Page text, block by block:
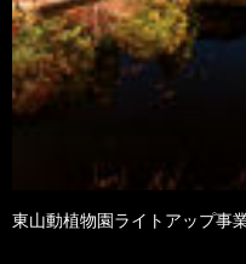
東山動植物園ライトアップ事